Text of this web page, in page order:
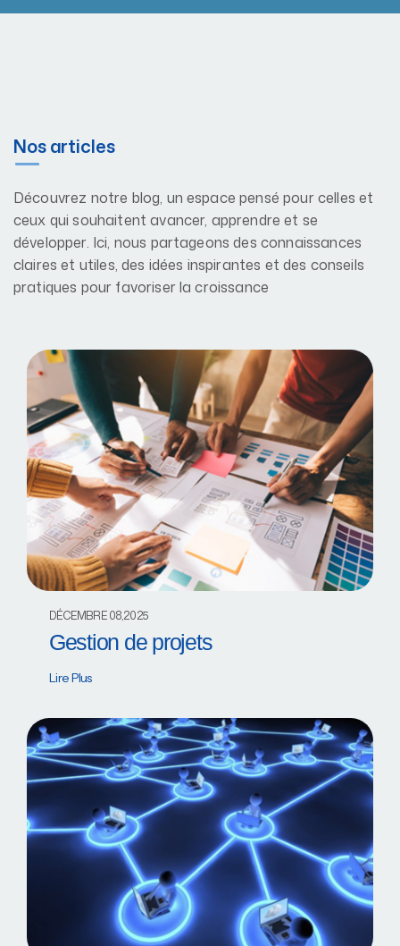
Nos articles
Découvrez notre blog, un espace pensé pour celles et
ceux qui souhaitent avancer, apprendre et se
développer. Ici, nous partageons des connaissances
claires et utiles, des idées inspirantes et des conseils
pratiques pour favoriser la croissance
DÉCEMBRE 08,2025
Gestion de projets
Lire Plus